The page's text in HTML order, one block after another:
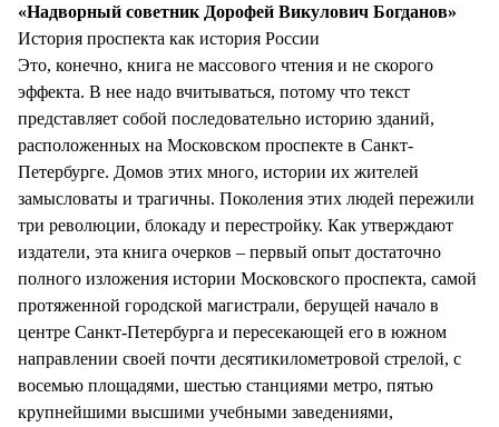
«Надворный советник Дорофей Викулович Богданов»
История проспекта как история России
Это, конечно, книга не массового чтения и не скорого
эффекта. В нее надо вчитываться, потому что текст
представляет собой последовательно историю зданий,
расположенных на Московском проспекте в Санкт-
Петербурге. Домов этих много, истории их жителей
замысловаты и трагичны. Поколения этих людей пережили
три революции, блокаду и перестройку. Как утверждают
издатели, эта книга очерков – первый опыт достаточно
полного изложения истории Московского проспекта, самой
протяженной городской магистрали, берущей начало в
центре Санкт-Петербурга и пересекающей его в южном
направлении своей почти десятикилометровой стрелой, с
восемью площадями, шестью станциями метро, пятью
крупнейшими высшими учебными заведениями,